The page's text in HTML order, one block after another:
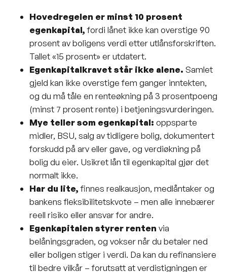
Hovedregelen er minst 10 prosent
egenkapital,fordi lånet ikke kan overstige 90
prosent av boligens verdi etter utlånsforskriften.
Tallet «15 prosent» er utdatert.
Egenkapitalkravet står ikke alene. Samlet
gjeld kan ikke overstige fem ganger inntekten,
og du må tåle en renteøkning på 3 prosentpoeng
(minst 7 prosent rente) i betjeningsvurderingen.
Mye teller som egenkapital: oppsparte
midler, BSU, salg av tidligere bolig, dokumentert
forskudd på arv eller gave, og verdiøkning på
bolig du eier. Usikret lån til egenkapital gjør det
normalt ikke.
Har du lite,finnes realkausjon, medlåntaker og
bankens fleksibilitetskvote – men alle innebærer
reell risiko eller ansvar for andre.
Egenkapitalen styrer renten via
belåningsgraden, og vokser når du betaler ned
eller boligen stiger i verdi. Da kan du refinansiere
til bedre vilkår – forutsatt at verdistigningen er